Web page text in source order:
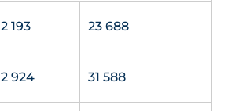
2 193 23 688
2 924 31 588